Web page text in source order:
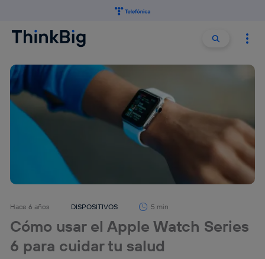
Buscar
Hace 6 años DISPOSITIVOS 5 min
Cómo usar el Apple Watch Series
6 para cuidar tu salud